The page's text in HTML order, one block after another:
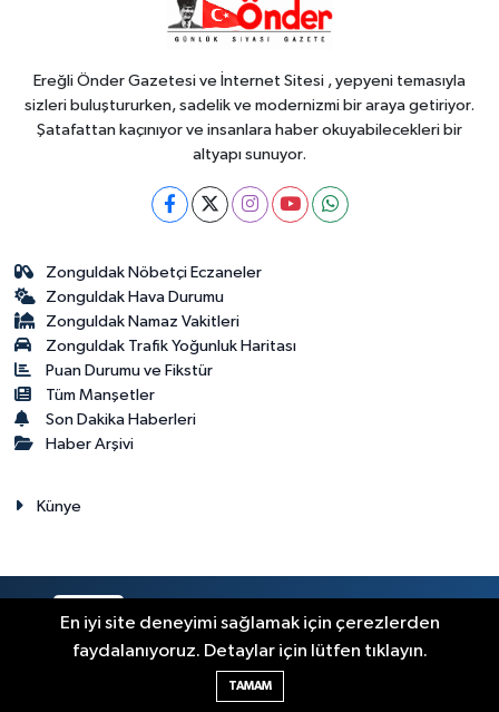
12:38
fuhuş 8 gözaltı
Ereğli Önder Gazetesi ve İnternet Sitesi , yepyeni temasıyla
sizleri buluştururken, sadelik ve modernizmi bir araya getiriyor.
Şatafattan kaçınıyor ve insanlara haber okuyabilecekleri bir
altyapı sunuyor.
Zonguldak Nöbetçi Eczaneler
Zonguldak Hava Durumu
Zonguldak Namaz Vakitleri
Zonguldak Trafik Yoğunluk Haritası
Puan Durumu ve Fikstür
Tüm Manşetler
Son Dakika Haberleri
Haber Arşivi
Künye
RSS Copyright © 2023. Her hakkı saklıdır.
Haber Yazılımı:
En iyi site deneyimi sağlamak için çerezlerden
faydalanıyoruz. Detaylar için lütfen tıklayın.
TAMAM